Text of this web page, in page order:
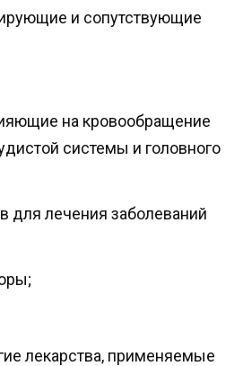
и сопутствующие
на кровообращение
системы и головного
для лечения заболеваний
лекарства, применяемые